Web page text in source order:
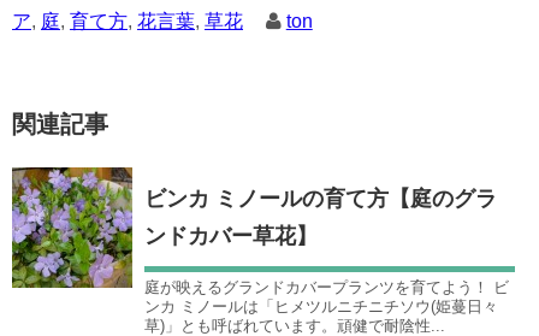
ア, 庭, 育て方, 花言葉, 草花 ton
関連記事
ビンカ ミノールの育て方【庭のグラ
ンドカバー草花】
庭が映えるグランドカバープランツを育てよう！ ビ
ンカ ミノールは「ヒメツルニチニチソウ(姫蔓日々
草)」とも呼ばれています。頑健で耐陰性...